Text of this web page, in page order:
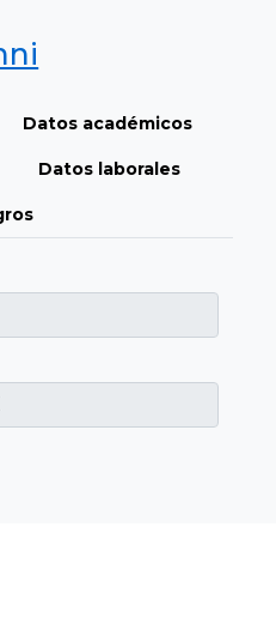
Datos académicos
Datos laborales